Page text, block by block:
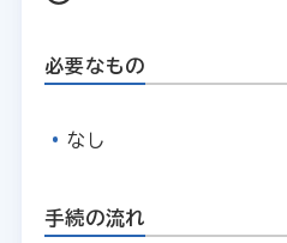
必要なもの
なし
手続の流れ